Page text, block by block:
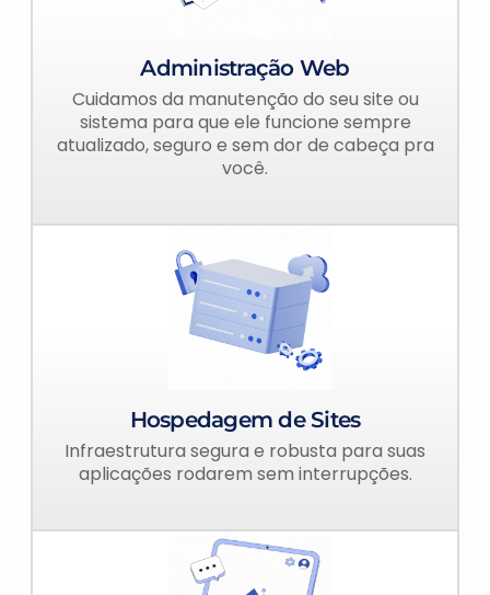
Administração Web
Cuidamos da manutenção do seu site ou
sistema para que ele funcione sempre
atualizado, seguro e sem dor de cabeça pra
você.
Hospedagem de Sites
Infraestrutura segura e robusta para suas
aplicações rodarem sem interrupções.